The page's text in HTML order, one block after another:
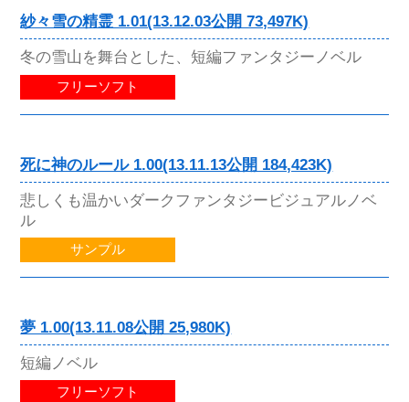
紗々雪の精霊 1.01(13.12.03公開 73,497K)
冬の雪山を舞台とした、短編ファンタジーノベル
フリーソフト
死に神のルール 1.00(13.11.13公開 184,423K)
悲しくも温かいダークファンタジービジュアルノベ
ル
サンプル
夢 1.00(13.11.08公開 25,980K)
短編ノベル
フリーソフト